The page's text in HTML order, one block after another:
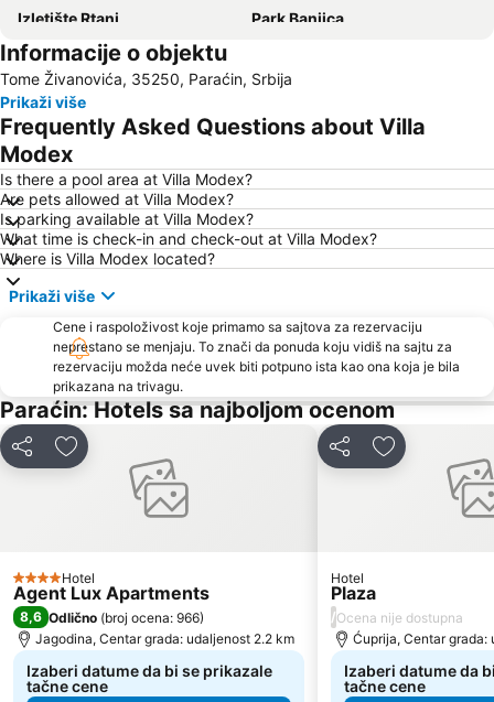
Izletište Rtanj
Park Banjica
Gočko
Spomen-park Šumarice
Lepterija
Resavska pećina
Banjska promenada
Plaža Bovanskog jezera
Gradski stadion Čika Dača
Informacije o objektu
Tome Živanovića, 35250, Paraćin, Srbija
Prikaži više
Frequently Asked Questions about Villa
Modex
Is there a pool area at Villa Modex?
Are pets allowed at Villa Modex?
Is parking available at Villa Modex?
What time is check-in and check-out at Villa Modex?
Where is Villa Modex located?
Prikaži više
Cene i raspoloživost koje primamo sa sajtova za rezervaciju
neprestano se menjaju. To znači da ponuda koju vidiš na sajtu za
rezervaciju možda neće uvek biti potpuno ista kao ona koja je bila
prikazana na trivagu.
Paraćin: Hotels sa najboljom ocenom
Deli Dodati u favorite
4 Zvezdice
Hotel
Agent Lux Apartments
8,6 Odlično (broj ocena: 966)
Jagodina, Centar grada: udaljenost 2.2 km
Izaberi datume da bi se prikazale
tačne cene
Deli Dodati u
Hotel
Plaza
/Ocena nije dostupna
Ćuprija, Centar grada:
Izaberi datume da
tačne cene